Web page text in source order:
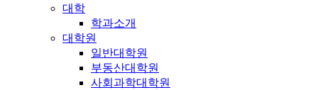
대학
학과소개
대학원
일반대학원
부동산대학원
사회과학대학원